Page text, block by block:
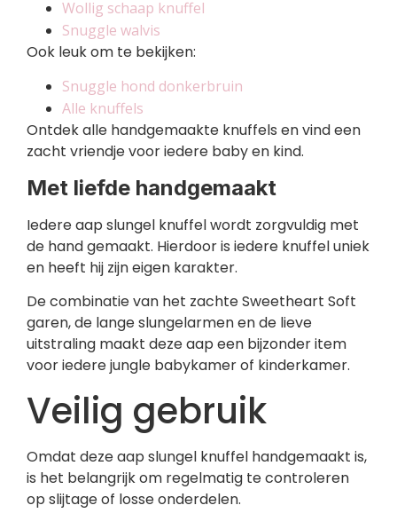
Wollig schaap knuffel
Snuggle walvis
Ook leuk om te bekijken:
Snuggle hond donkerbruin
Alle knuffels
Ontdek alle handgemaakte knuffels en vind een
zacht vriendje voor iedere baby en kind.
Met liefde handgemaakt
Iedere aap slungel knuffel wordt zorgvuldig met
de hand gemaakt. Hierdoor is iedere knuffel uniek
en heeft hij zijn eigen karakter.
De combinatie van het zachte Sweetheart Soft
garen, de lange slungelarmen en de lieve
uitstraling maakt deze aap een bijzonder item
voor iedere jungle babykamer of kinderkamer.
Veilig gebruik
Omdat deze aap slungel knuffel handgemaakt is,
is het belangrijk om regelmatig te controleren
op slijtage of losse onderdelen.